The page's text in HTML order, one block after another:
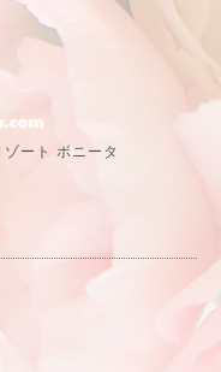
ート ボニータ